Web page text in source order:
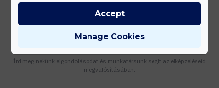
Írd meg nekünk elgondolásodat és munkatársunk segít az elképzeléseid
megvalósításában.
Manage Cookies
Accept